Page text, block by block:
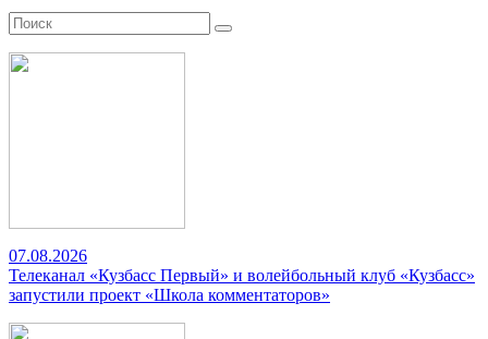
07.08.2026
Телеканал «Кузбасс Первый» и волейбольный клуб «Кузбасс»
запустили проект «Школа комментаторов»